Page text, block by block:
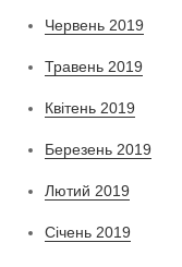
Червень 2019
Травень 2019
Квітень 2019
Березень 2019
Лютий 2019
Січень 2019